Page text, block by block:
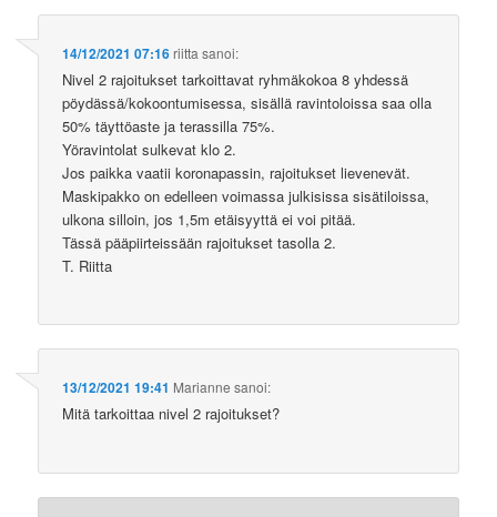
14/12/2021 07:16riitta sanoi:
Nivel 2 rajoitukset tarkoittavat ryhmäkokoa 8 yhdessä
pöydässä/kokoontumisessa, sisällä ravintoloissa saa olla
50% täyttöaste ja terassilla 75%.
Yöravintolat sulkevat klo 2.
Jos paikka vaatii koronapassin, rajoitukset lievenevät.
Maskipakko on edelleen voimassa julkisissa sisätiloissa,
ulkona silloin, jos 1,5m etäisyyttä ei voi pitää.
Tässä pääpiirteissään rajoitukset tasolla 2.
T. Riitta
13/12/2021 19:41 Marianne sanoi:
Mitä tarkoittaa nivel 2 rajoitukset?